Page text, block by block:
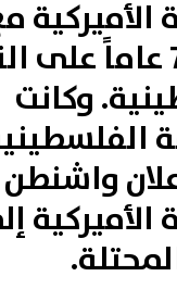
مرور 70 عاماً على
وكانت
الأميركية